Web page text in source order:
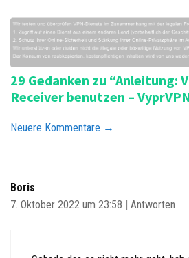
i
o
n
29 Gedanken zu “Anleitung:
Receiver benutzen –
K
e
n
Neuere Kommentare →
Boris
7. Oktober 2022 um 23:58 | Antworten